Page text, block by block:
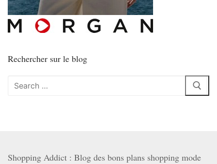
Rechercher sur le blog
Rechercher
Shopping Addict : Blog des bons plans shopping mode